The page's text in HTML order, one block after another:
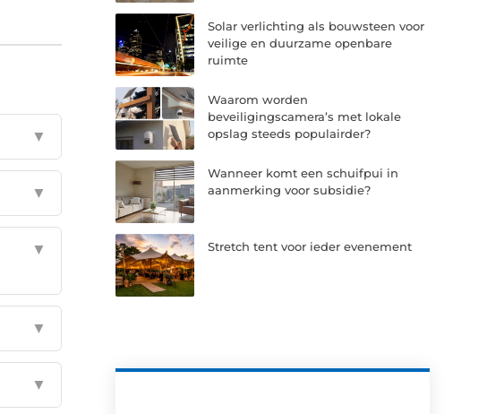
▼
▼
▼
▼
▼
Solar verlichting als bouwsteen voor
veilige en duurzame openbare
ruimte
Waarom worden
beveiligingscamera’s met lokale
opslag steeds populairder?
Wanneer komt een schuifpui in
aanmerking voor subsidie?
Stretch tent voor ieder evenement